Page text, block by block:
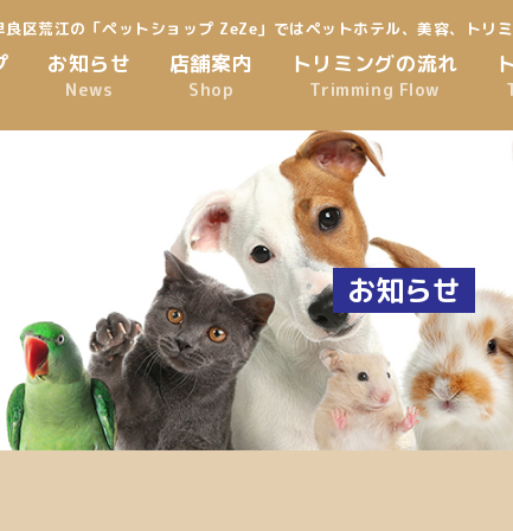
良区荒江の「ペットショップ ZeZe」ではペットホテル、美容、トリ
お知らせ
News
店舗案内
Shop
トリミングの流れ
Trimming Flow
お知らせ